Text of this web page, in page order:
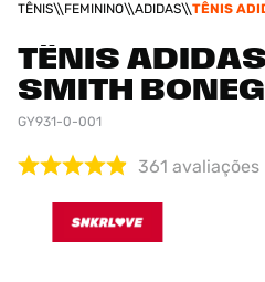
TÊNIS FEMININO ADIDAS
TÊNIS
TÊNIS
SMITH
GY931-0-001
361 avaliações